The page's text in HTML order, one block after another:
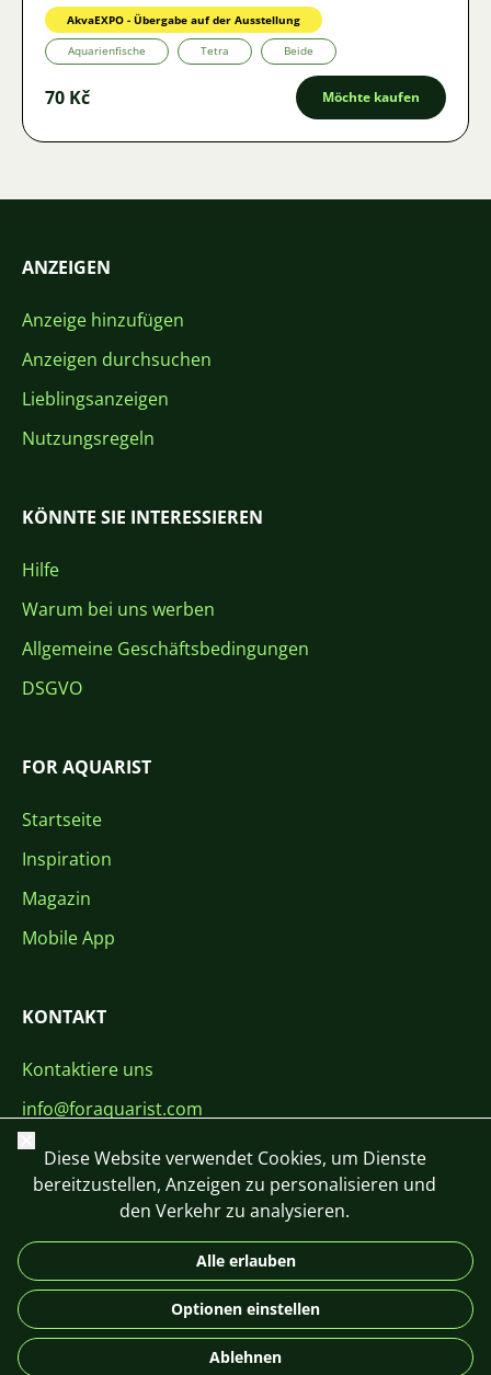
AkvaEXPO - Übergabe auf der Ausstellung
Aquarienfische Tetra Beide
70 Kč Möchte kaufen
ANZEIGEN
Anzeige hinzufügen
Anzeigen durchsuchen
Lieblingsanzeigen
Nutzungsregeln
KÖNNTE SIE INTERESSIEREN
Hilfe
Warum bei uns werben
Allgemeine Geschäftsbedingungen
DSGVO
FOR AQUARIST
Startseite
Inspiration
Magazin
Mobile App
KONTAKT
Kontaktiere uns
info@foraquarist.com
+420 603 449 602
DE
© 2026 For Aquarist
Schließen
Diese Website verwendet Cookies, um Dienste
bereitzustellen, Anzeigen zu personalisieren und
den Verkehr zu analysieren.
Alle erlauben
Optionen einstellen
Ablehnen